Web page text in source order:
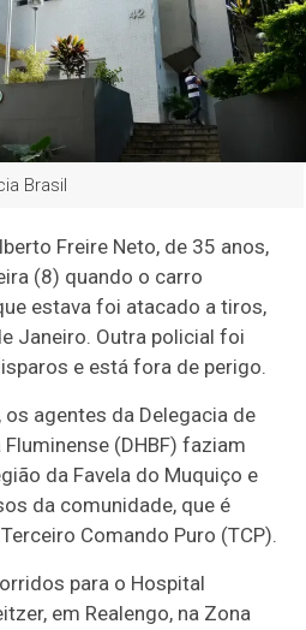
Brasil
Freire Neto, de 35 anos,
(8) quando o carro
estava foi atacado a tiros,
Janeiro. Outra policial foi
e está fora de perigo.
os agentes da Delegacia de
(DHBF) faziam
da Favela do Muquiço e
da comunidade, que é
Comando Puro (TCP).
para o Hospital
em Realengo, na Zona